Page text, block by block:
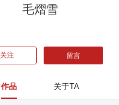
毛熠雪
关注 留言
作品 关于TA